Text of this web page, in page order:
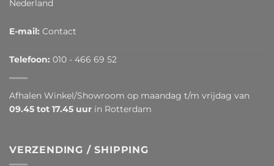
Nederland
E-mail: Contact
Telefoon: 010 - 466 69 52
Afhalen Winkel/Showroom op maandag t/m vrijdag van
09.45 tot 17.45 uur in Rotterdam
VERZENDING / SHIPPING